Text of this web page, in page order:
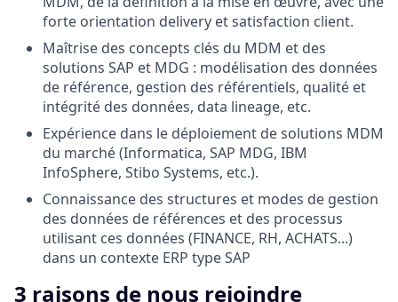
forte orientation delivery et satisfaction client.
Maîtrise des concepts clés du MDM et des
solutions SAP et MDG : modélisation des données
de référence, gestion des référentiels, qualité et
intégrité des données, data lineage, etc.
Expérience dans le déploiement de solutions MDM
du marché (Informatica, SAP MDG, IBM
InfoSphere, Stibo Systems, etc.).
Connaissance des structures et modes de gestion
des données de références et des processus
utilisant ces données (FINANCE, RH, ACHATS...)
dans un contexte ERP type SAP
3 raisons de nous rejoindre